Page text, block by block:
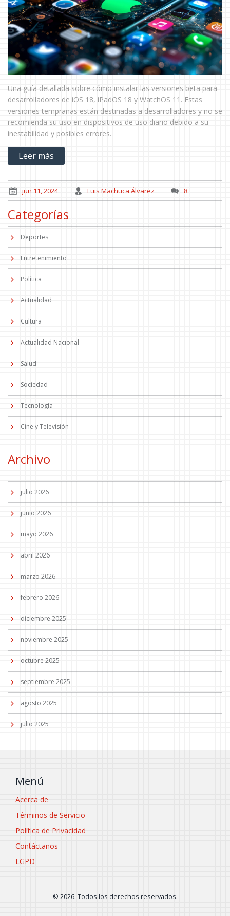
Una guía detallada sobre cómo instalar las versiones beta para
desarrolladores de iOS 18, iPadOS 18 y WatchOS 11. Estas
versiones tempranas están destinadas a desarrolladores y no se
recomienda su uso en dispositivos de uso diario debido a su
inestabilidad y posibles errores.
Leer más
jun 11, 2024 Luis Machuca Álvarez 8
Categorías
Deportes
Entretenimiento
Política
Actualidad
Cultura
Actualidad Nacional
Salud
Sociedad
Tecnología
Cine y Televisión
Archivo
julio 2026
junio 2026
mayo 2026
abril 2026
marzo 2026
febrero 2026
diciembre 2025
noviembre 2025
octubre 2025
septiembre 2025
agosto 2025
julio 2025
Menú
Acerca de
Términos de Servicio
Política de Privacidad
Contáctanos
LGPD
© 2026. Todos los derechos reservados.